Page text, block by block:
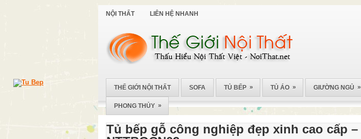
NỘI THẤT LIÊN HỆ NHANH
THẾ GIỚI NỘI THẤT SOFA TỦ BẾP » TỦ ÁO » GIƯỜNG NGỦ »
PHONG THỦY »
Tủ bếp gỗ công nghiệp đẹp xinh cao cấp –